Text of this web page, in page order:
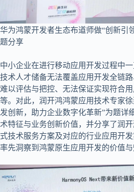
华为鸿蒙开发者生态布道师做“创新引
题分享
中小企业在进行移动应用开发过程中
技术人才储备无法覆盖应用开发全链
难以评估与把控、无法保证实现符合
等。对此，润开鸿鸿蒙应用技术专家
发创新，助力企业数字化革新”为题详
术特征与业务创新价值，并分享了润
式技术服务方案及对应的行业应用开
率先洞察到鸿蒙原生应用开发的价值与